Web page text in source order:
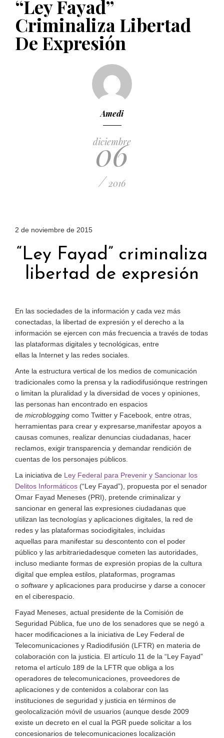
PUBLICADO EL 5 ENERO, 2023
“Ley Fayad”
Criminaliza Libertad
De Expresión
Amedi
diciembre
06
/ 2016
2 de noviembre de 2015
“Ley Fayad” criminaliza
libertad de expresión
En las sociedades de la información y cada vez más
conectadas, la libertad de expresión y el derecho a la
información se ejercen con más frecuencia a través de todas
las plataformas digitales y tecnológicas, entre
ellas la Internet y las redes sociales
Ante la estructura vertical de los medios de comunicación
tradicionales como la prensa y la radiodifusiónque restringen
o limitan la pluralidad y la diversidad de voces y opiniones
las personas han encontrado en espacios
de microblogging como Twitter y Facebook, entre otras,
herramientas para crear y expresarse, manifestar apoyos a
causas comunes, realizar denuncias ciudadanas, hacer
reclamos, exigir transparencia y demandar rendición de
cuentas de los personajes públicos.
La iniciativa de Ley Federal para Prevenir y Sancionar los
Delitos Informáticos (“Ley Fayad”) , propuesta por el senador
Omar Fayad Meneses (PRI), pretende criminalizar y
sancionar en general las expresiones ciudadanas que
utilizan las tecnologías y aplicaciones digitales, la red de
redes y las plataformas sociodigitales , incluidas
aquellas para manifestar su descontento con el poder
público y las arbitrariedadesque cometen las autoridades
incluso mediante formas de expresión propias de la cultura
digital que emplea estilos, plataformas, programas
o software y aplicaciones para producirse y darse a conocer
en el ciberespacio.
Fayad Meneses, actual presidente de la Comisión de
Seguridad Pública, fue uno de los senadores que se negó a
hacer modificaciones a la iniciativa de Ley Federal de
Telecomunicaciones y Radiodifusión (LFTR) en materia de
colaboración con la justicia
El artículo 11 de la “Ley Fayad”
retoma el artículo 189 de la LFTR que obliga a los
operadores de telecomunicaciones, proveedores de
aplicaciones y de contenidos a colaborar con las
instituciones de seguridad y justicia en términos de
geolocalización móvil de usuarios (aunque desde 2009
existe un decreto en el cual la PGR puede solicitar a los
concesionarios de telecomunicaciones localización